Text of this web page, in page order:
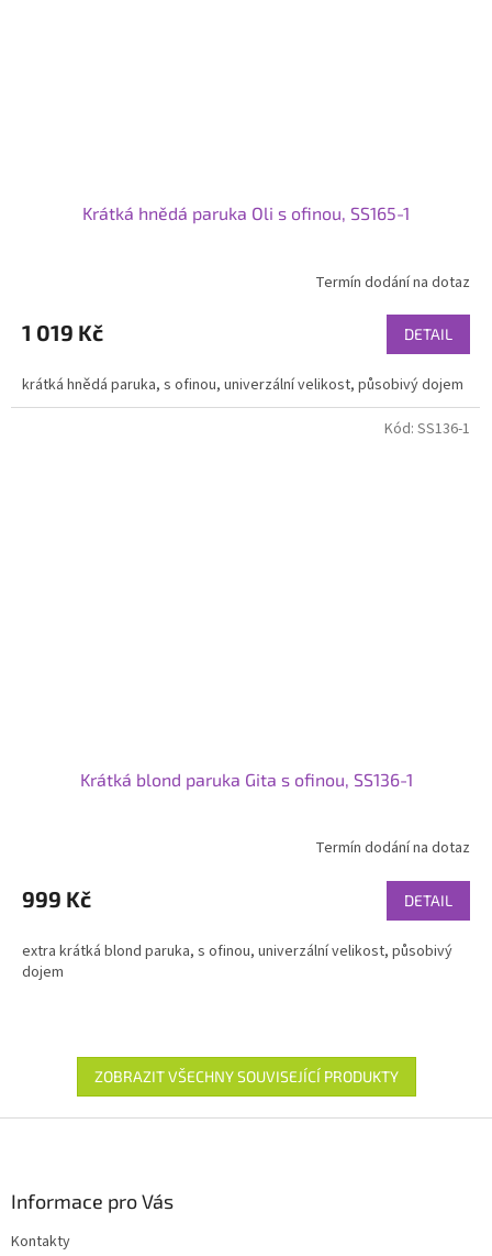
Krátká hnědá paruka Oli s ofinou, SS165-1
Termín dodání na dotaz
1 019 Kč DETAIL
krátká hnědá paruka, s ofinou, univerzální velikost, působivý dojem
Krátká blond paruka Gita s ofinou, SS136-1
Termín dodání na dotaz
999 Kč DETAIL
extra krátká blond paruka, s ofinou, univerzální velikost, působivý
dojem
Kód: SS136-1
ZOBRAZIT VŠECHNY SOUVISEJÍCÍ PRODUKTY
Informace pro Vás
Kontakty